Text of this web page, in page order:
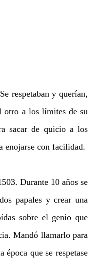
respetaban y querían,
otro a los límites de su
sacar de quicio a los
enojarse con facilidad.
Durante 10 años se
papales y crear una
sobre el genio que
Mandó llamarlo para
que se respetase